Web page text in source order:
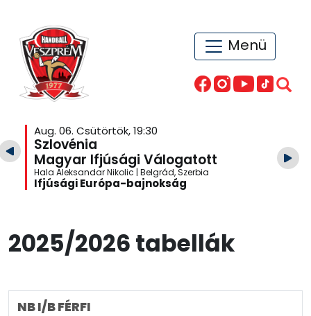
Menü
Aug. 06. Csütörtök, 19:30
Szlovénia
Magyar Ifjúsági Válogatott
Hala Aleksandar Nikolic | Belgrád, Szerbia
Ifjúsági Európa-bajnokság
2025/2026 tabellák
NB I/B FÉRFI